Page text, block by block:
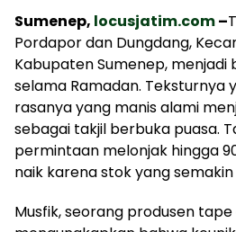
Sumenep, locusjatim.com–
Pordapor dan Dungdang,
Kabupaten Sumenep,
selama Ramadan. Teksturnya
rasanya yang manis alami
sebagai takjil berbuka puasa.
permintaan melonjak hingga
naik karena stok yang
Musfik, seorang produsen tape